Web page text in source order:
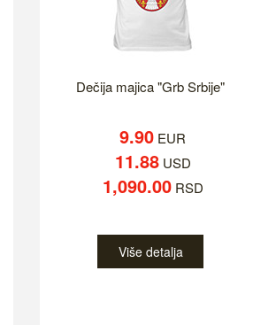
Dečija majica "Grb Srbije"
9.90 EUR
11.88USD
1,090.00RSD
Više detalja